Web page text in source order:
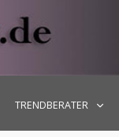
TRENDBERATER